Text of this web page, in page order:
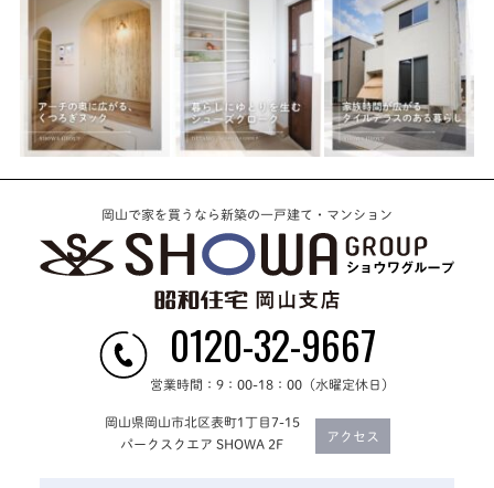
岡山で家を買うなら新築の一戸建て・マンション
0120-32-9667
営業時間：9：00-18：00（水曜定休日）
岡山県岡山市北区表町1丁目7-15
パークスクエア SHOWA 2F
アクセス